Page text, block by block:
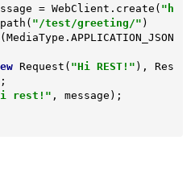
= WebClient.create( "h
"/test/greeting/" )
Request( "Hi REST!" ), Res
rest!" , message);